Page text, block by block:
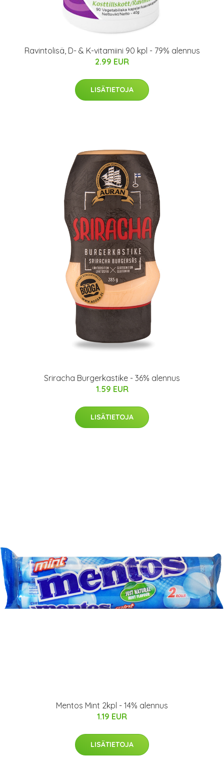
Ravintolisä, D- & K-vitamiini 90 kpl - 79% alennus
2.99 EUR
LISÄTIETOJA
Sriracha Burgerkastike - 36% alennus
1.59 EUR
LISÄTIETOJA
Mentos Mint 2kpl - 14% alennus
1.19 EUR
LISÄTIETOJA